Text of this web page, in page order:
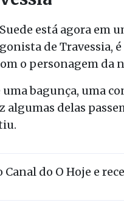
está agora em
de Travessia,
o personagem da
uma bagunça, uma
algumas delas
Canal do O Hoje e